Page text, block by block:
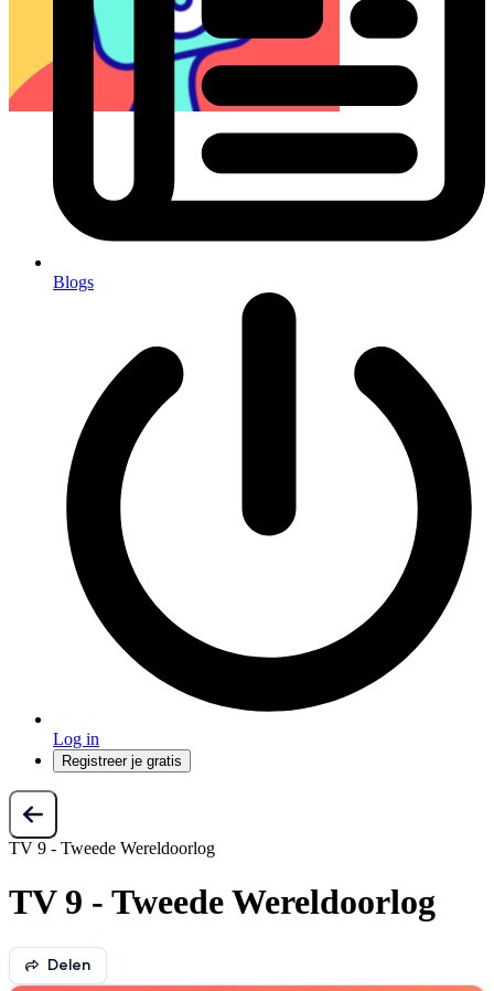
Blogs
Log in
Registreer je gratis
TV 9 - Tweede Wereldoorlog
TV 9 - Tweede Wereldoorlog
Delen